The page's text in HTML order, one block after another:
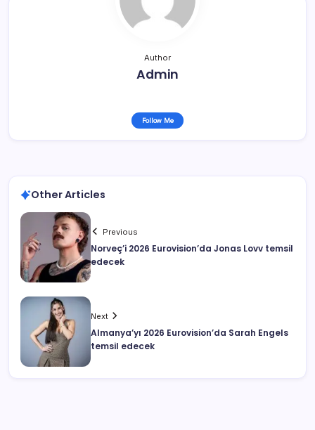
Author
Admin
Follow Me
Other Articles
Previous
Norveç’i 2026 Eurovision’da Jonas Lovv temsil
edecek
Next
Almanya’yı 2026 Eurovision’da Sarah Engels
temsil edecek